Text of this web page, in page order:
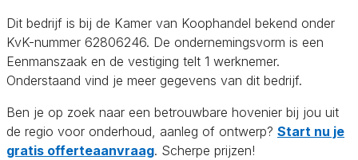
Dit bedrijf is bij de Kamer van Koophandel bekend onder
KvK-nummer 62806246. De ondernemingsvorm is een
Eenmanszaak en de vestiging telt 1 werknemer.
Onderstaand vind je meer gegevens van dit bedrijf.
Ben je op zoek naar een betrouwbare hovenier bij jou uit
de regio voor onderhoud, aanleg of ontwerp? Start nu je
gratis offerteaanvraag. Scherpe prijzen!